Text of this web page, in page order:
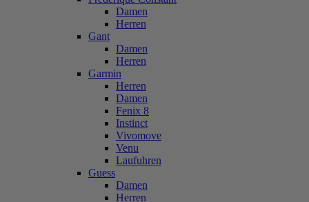
Damen
Herren
Gant
Damen
Herren
Garmin
Herren
Damen
Fenix 8
Instinct
Vivomove
Venu
Laufuhren
Guess
Damen
Herren